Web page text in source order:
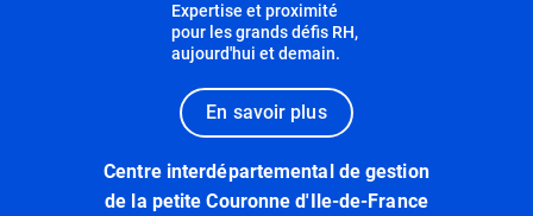
Expertise et proximité
pour les grands défis RH,
aujourd'hui et demain.
En savoir plus
Centre interdépartemental de gestion
de la petite Couronne d'Ile-de-France